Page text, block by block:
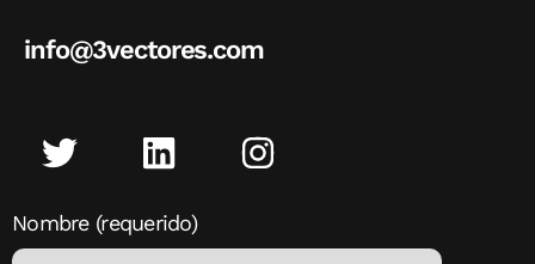
info@3vectores.com
Nombre (requerido)